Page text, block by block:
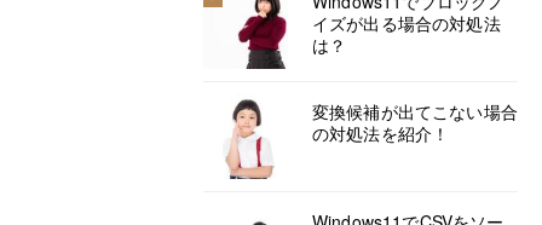
イズが出る場合の対処法
は？
変換候補が出てこない場合
の対処法を紹介！